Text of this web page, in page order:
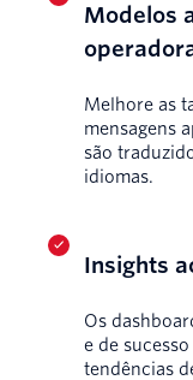
Modelos
Melhore as
mensagens
são
idiomas.
Insights
Os
e de
tendências